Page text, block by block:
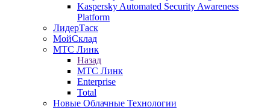
Kaspersky Automated Security Awareness
Platform
ЛидерТаск
МойСклад
МТС Линк
Назад
МТС Линк
Enterprise
Total
Новые Облачные Технологии